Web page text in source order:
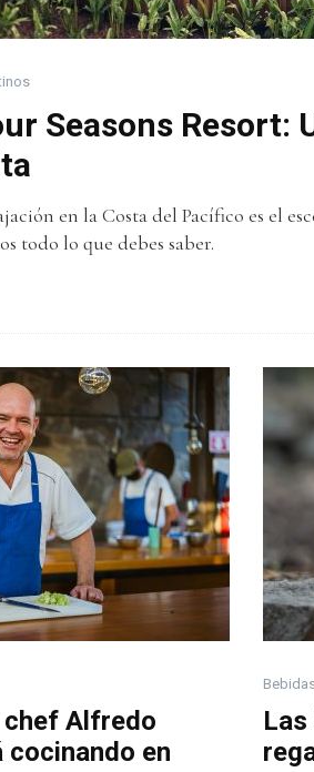
Seasons Resort:
en la Costa del Pacífico es el
todo lo que debes saber.
chef Alfredo
cocinando en